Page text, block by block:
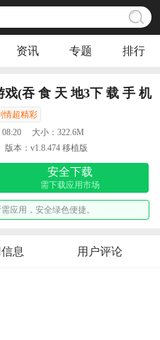
资讯 专题 排行
戏(吞 食 天 地3下 载 手 机
情超精彩
08:20 大小： 322.6M
版本： v1.8.474 移植版
安全下载
需下载应用市场
应用，安全绿色便捷。
息 用户评论